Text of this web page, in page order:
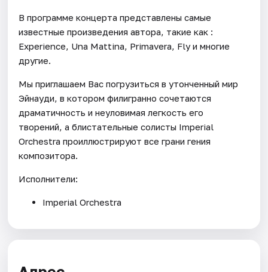
В программе концерта представлены самые
известные произведения автора, такие как :
Experience, Una Mattina, Primavera, Fly и многие
другие.
Мы приглашаем Вас погрузиться в утонченный мир
Эйнауди, в котором филигранно сочетаются
драматичность и неуловимая легкость его
творений, а блистательные солисты Imperial
Orchestra проиллюстрируют все грани гения
композитора.
Исполнители:
Imperial Orchestra